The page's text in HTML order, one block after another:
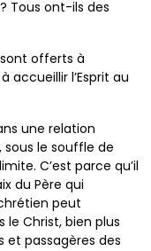
Tous ont-ils des
sont offerts à
accueillir l’Esprit au
une relation
sous le souffle de
C’est parce qu’il
du Père qui
peut
le Christ, bien plus
et passagères des